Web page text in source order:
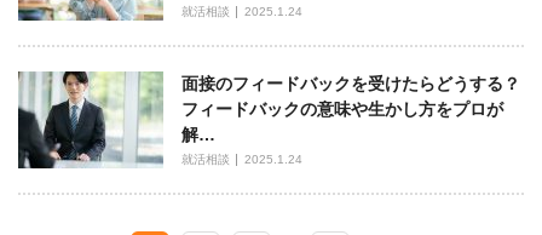
就活相談 2025.1.24
面接のフィードバックを受けたらどうする？
フィードバックの意味や生かし方をプロが
解…
就活相談 2025.1.24